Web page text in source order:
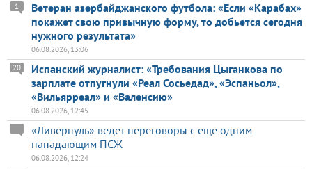
Ветеран азербайджанского футбола: «Если «Карабах»
покажет свою привычную форму, то добьется сегодня
нужного результата»
1
06.08.2026, 13:06
Испанский журналист: «Требования Цыганкова по
зарплате отпугнули «Реал Сосьедад», «Эспаньол»,
«Вильярреал» и «Валенсию»
20
06.08.2026, 12:45
«Ливерпуль» ведет переговоры с еще одним
нападающим ПСЖ
06.08.2026, 12:24